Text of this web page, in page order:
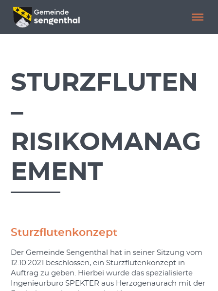
Menü überspringen
Menü überspringen
STURZFLUTEN
–
RISIKOMANAG
EMENT
Sturzflutenkonzept
Der Gemeinde Sengenthal hat in seiner Sitzung vom
12.10.2021 beschlossen, ein Sturzflutenkonzept in
Auftrag zu geben. Hierbei wurde das spezialisierte
Ingenieurbüro SPEKTER aus Herzogenaurach mit der